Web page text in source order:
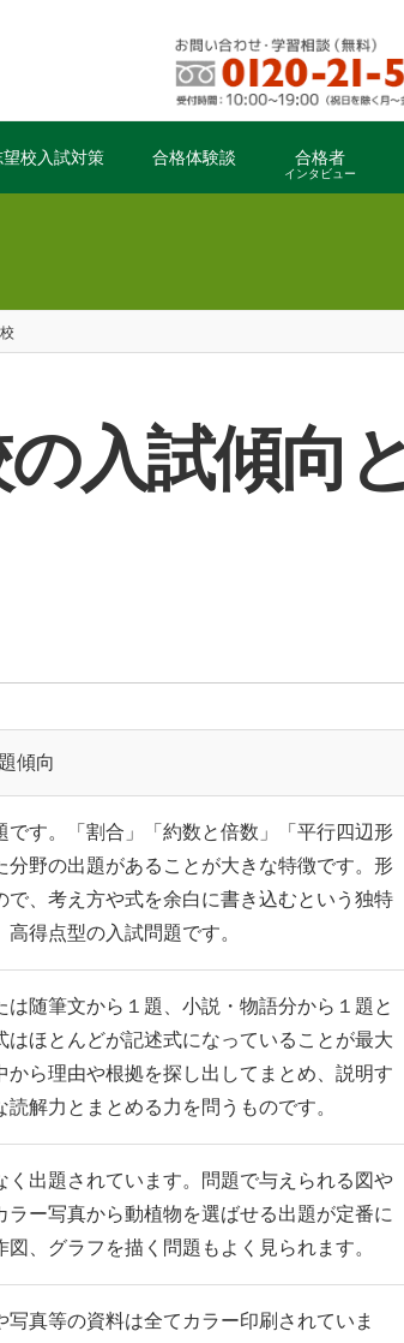
望校入試対策 合格体験談 合格者
インタビュー
傾向
す。「割合」「約数と倍数」「平行四辺形
野の出題があることが大きな特徴です。形
、考え方や式を余白に書き込むという独特
得点型の入試問題です。
随筆文から１題、小説・物語分から１題と
ほとんどが記述式になっていることが最大
ら理由や根拠を探し出してまとめ、説明す
解力とまとめる力を問うものです。
出題されています。問題で与えられる図や
ー写真から動植物を選ばせる出題が定番に
、グラフを描く問題もよく見られます。
真等の資料は全てカラー印刷されていま